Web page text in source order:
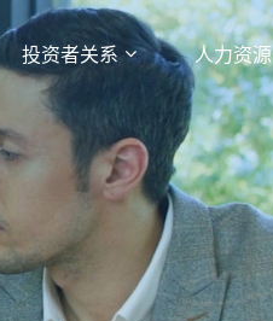
投资者关系 人力资源